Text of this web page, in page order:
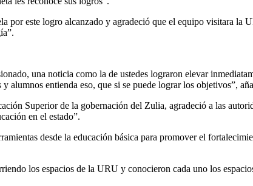
por este logro alcanzado y agradeció que el equipo visitara la
una noticia como la de ustedes lograron elevar
y alumnos entienda eso, que si se puede lograr los objetivos”,
Superior de la gobernación del Zulia, agradeció a las
en el estado”.
desde la educación básica para promover el
los espacios de la URU y conocieron cada uno los